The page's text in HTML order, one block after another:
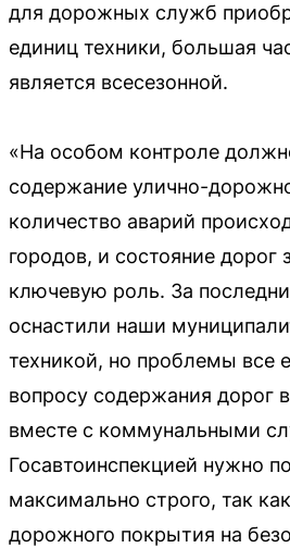
для дорожных служб
единиц техники, большая
является всесезонной.
«На особом контроле
содержание улично-
количество аварий
городов, и состояние дорог
ключевую роль. За
оснастили наши
техникой, но проблемы все
вопросу содержания дорог
вместе с коммунальными
Госавтоинспекцией нужно
максимально строго, так
дорожного покрытия на